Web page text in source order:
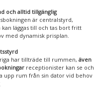
och alltid tillgänglig
är centralstyrd,
kan läggas till och tas bort fritt
med dynamisk prisplan.
har tillträde till rummen, även
receptionister kan se och
upp rum från sin dator vid behov